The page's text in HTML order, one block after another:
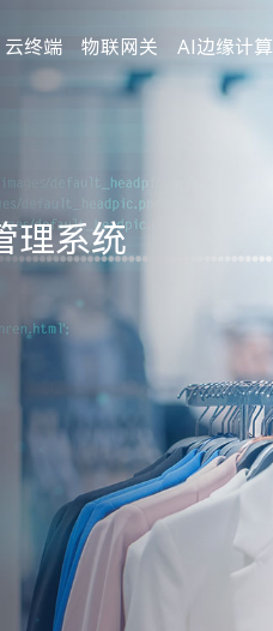
云终端 物联网关 AI边缘计算
理系统